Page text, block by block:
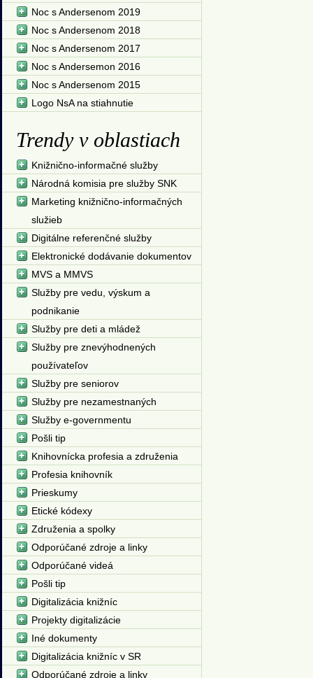
Noc s Andersenom 2019
Noc s Andersenom 2018
Noc s Andersenom 2017
Noc s Andersemon 2016
Noc s Andersenom 2015
Logo NsA na stiahnutie
Trendy v oblastiach
Knižnično-informačné služby
Národná komisia pre služby SNK
Marketing knižnično-informačných
služieb
Digitálne referenčné služby
Elektronické dodávanie dokumentov
MVS a MMVS
Služby pre vedu, výskum a
podnikanie
Služby pre deti a mládež
Služby pre znevýhodnených
používateľov
Služby pre seniorov
Služby pre nezamestnaných
Služby e-governmentu
Pošli tip
Knihovnícka profesia a združenia
Profesia knihovník
Prieskumy
Etické kódexy
Združenia a spolky
Odporúčané zdroje a linky
Odporúčané videá
Pošli tip
Digitalizácia knižníc
Projekty digitalizácie
Iné dokumenty
Digitalizácia knižníc v SR
Odporúčané zdroje a linky